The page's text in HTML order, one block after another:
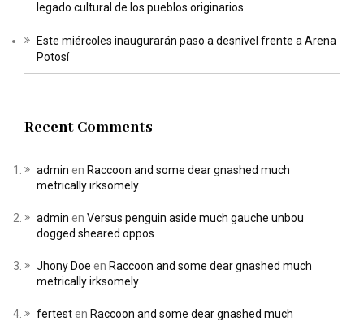
legado cultural de los pueblos originarios
Este miércoles inaugurarán paso a desnivel frente a Arena
Potosí
Recent Comments
admin en Raccoon and some dear gnashed much
metrically irksomely
admin en Versus penguin aside much gauche unbou
dogged sheared oppos
Jhony Doe en Raccoon and some dear gnashed much
metrically irksomely
fertesten Raccoon and some dear gnashed much